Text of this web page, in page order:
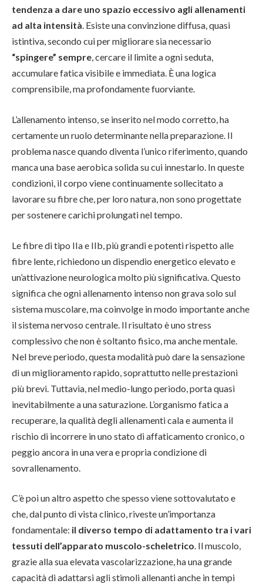
tendenza a dare uno spazio eccessivo agli allenamenti
ad alta intensità. Esiste una convinzione diffusa, quasi
istintiva, secondo cui per migliorare sia necessario
“spingere” sempre, cercare il limite a ogni seduta,
accumulare fatica visibile e immediata. È una logica
comprensibile, ma profondamente fuorviante.
L’allenamento intenso, se inserito nel modo corretto, ha
certamente un ruolo determinante nella preparazione. Il
problema nasce quando diventa l’unico riferimento, quando
manca una base aerobica solida su cui innestarlo. In queste
condizioni, il corpo viene continuamente sollecitato a
lavorare su fibre che, per loro natura, non sono progettate
per sostenere carichi prolungati nel tempo.
Le fibre di tipo IIa e IIb, più grandi e potenti rispetto alle
fibre lente, richiedono un dispendio energetico elevato e
un’attivazione neurologica molto più significativa. Questo
significa che ogni allenamento intenso non grava solo sul
sistema muscolare, ma coinvolge in modo importante anche
il sistema nervoso centrale. Il risultato è uno stress
complessivo che non è soltanto fisico, ma anche mentale.
Nel breve periodo, questa modalità può dare la sensazione
di un miglioramento rapido, soprattutto nelle prestazioni
più brevi. Tuttavia, nel medio-lungo periodo, porta quasi
inevitabilmente a una saturazione. L’organismo fatica a
recuperare, la qualità degli allenamenti cala e aumenta il
rischio di incorrere in uno stato di affaticamento cronico, o
peggio ancora in una vera e propria condizione di
sovrallenamento.
C’è poi un altro aspetto che spesso viene sottovalutato e
che, dal punto di vista clinico, riveste un’importanza
fondamentale: il diverso tempo di adattamento tra i vari
tessuti dell’apparato muscolo-scheletrico. Il muscolo,
grazie alla sua elevata vascolarizzazione, ha una grande
capacità di adattarsi agli stimoli allenanti anche in tempi